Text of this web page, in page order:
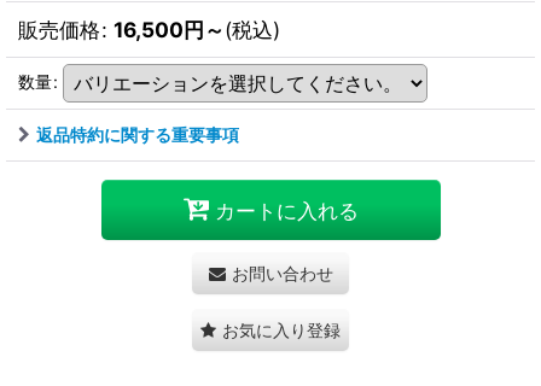
販売価格: 16,500円～(税込)
数量:
返品特約に関する重要事項
カートに入れる
お問い合わせ
お気に入り登録